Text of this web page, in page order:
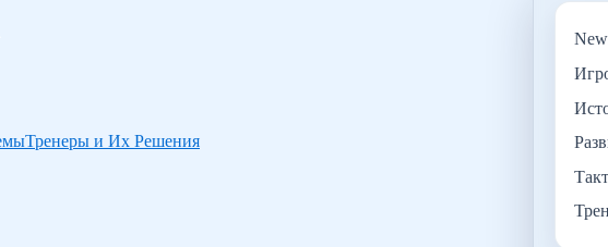
Тренеры и Их Решения